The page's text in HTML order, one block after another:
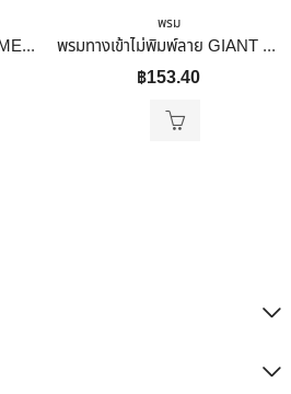
พรมปูพื้น Chic KASSA HOME รุ่น CHIC0208-150240-BROW ขนาด 150 x 240 ซม. สีน้ำตาล
พรม
พรมทางเข้าไม่พิมพ์ลาย GIANT KINGKONG รุ่น MJ4060-GY ขนาด 40×60 ซม. สีเทา
฿153.40